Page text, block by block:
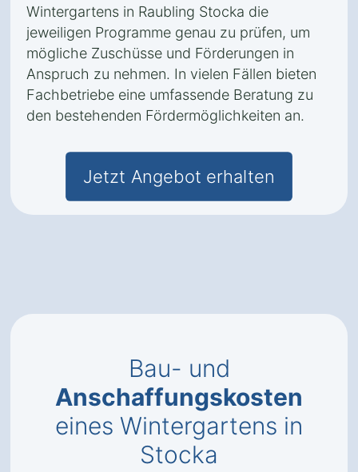
Wintergartens in Raubling Stocka die
jeweiligen Programme genau zu prüfen, um
mögliche Zuschüsse und Förderungen in
Anspruch zu nehmen. In vielen Fällen bieten
Fachbetriebe eine umfassende Beratung zu
den bestehenden Fördermöglichkeiten an.
Jetzt Angebot erhalten
Bau- und
Anschaffungskosten
eines Wintergartens in
Stocka